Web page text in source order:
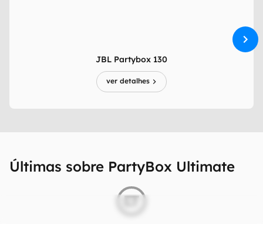
JBL Partybox 130
ver detalhes
Últimas sobre PartyBox Ultimate